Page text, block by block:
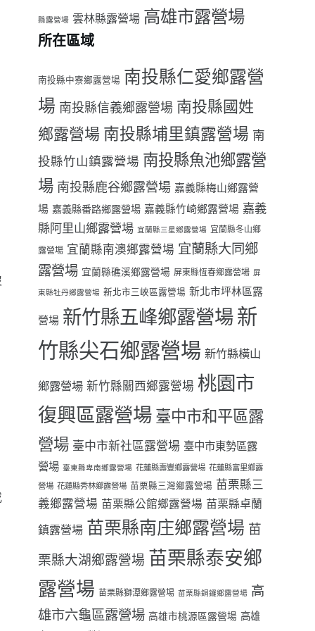
縣露營場 雲林縣露營場 高雄市露營場
所在區域
南投縣中寮鄉露營場 南投縣仁愛鄉露營
場 南投縣信義鄉露營場 南投縣國姓
鄉露營場 南投縣埔里鎮露營場 南
投縣竹山鎮露營場 南投縣魚池鄉露營
場 南投縣鹿谷鄉露營場 嘉義縣梅山鄉露營
場 嘉義縣番路鄉露營場 嘉義縣竹崎鄉露營場 嘉義
縣阿里山鄉露營場 宜蘭縣三星鄉露營場 宜蘭縣冬山鄉
露營場 宜蘭縣南澳鄉露營場 宜蘭縣大同鄉
露營場 宜蘭縣礁溪鄉露營場 屏東縣恆春鄉露營場 屏
東縣牡丹鄉露營場 新北市三峽區露營場 新北市坪林區露
營場 新竹縣五峰鄉露營場新
竹縣尖石鄉露營場 新竹縣橫山
鄉露營場 新竹縣關西鄉露營場 桃園市
復興區露營場 臺中市和平區露
營場 臺中市新社區露營場 臺中市東勢區露
營場 臺東縣卑南鄉露營場 花蓮縣壽豐鄉露營場 花蓮縣富里鄉露
營場 花蓮縣秀林鄉露營場 苗栗縣三灣鄉露營場 苗栗縣三
義鄉露營場 苗栗縣公館鄉露營場 苗栗縣卓蘭
鎮露營場 苗栗縣南庄鄉露營場 苗
栗縣大湖鄉露營場 苗栗縣泰安鄉
露營場 苗栗縣獅潭鄉露營場 苗栗縣銅鑼鄉露營場 高
雄市六龜區露營場 高雄市桃源區露營場 高雄